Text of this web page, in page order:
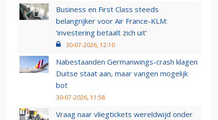
Business en First Class steeds
belangrijker voor Air France-KLM:
‘investering betaalt zich uit’
30-07-2026, 12:10
Nabestaanden Germanwings-crash klagen
Duitse staat aan, maar vangen mogelijk
bot
30-07-2026, 11:58
Vraag naar vliegtickets wereldwijd onder